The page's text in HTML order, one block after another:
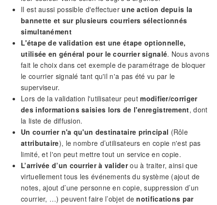
Il est aussi possible d'effectuerune action depuis la
bannette et sur plusieurs courriers sélectionnés
simultanément
L'étape de validation est une étape optionnelle,
utilisée en général pour le courrier signalé. Nous avons
fait le choix dans cet exemple de paramétrage de bloquer
le courrier signalé tant qu'il n'a pas été vu par le
superviseur.
Lors de la validation l'utilisateur peutmodifier/corriger
des informations saisies lors de l'enregistrement, dont
la liste de diffusion.
Un courrier n'a qu'un destinataire principal (Rôle
attributaire), le nombre d’utilisateurs en copie n'est pas
limité, et l'on peut mettre tout un service en copie.
L’arrivée d’un courrier à validerou à traiter, ainsi que
virtuellement tous les événements du système (ajout de
notes, ajout d’une personne en copie, suppression d’un
courrier, …) peuvent faire l’objet denotifications par